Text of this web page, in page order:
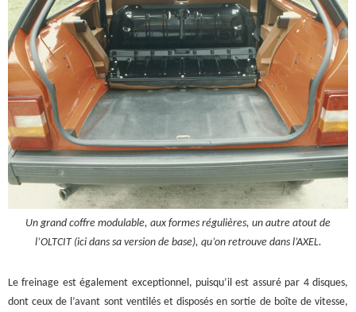
Un grand coffre modulable, aux formes régulières, un autre atout de
l’OLTCIT (ici dans sa version de base), qu’on retrouve dans l’AXEL.
Le freinage est également exceptionnel, puisqu’il est assuré par 4 disques,
dont ceux de l’avant sont ventilés et disposés en sortie de boîte de vitesse,